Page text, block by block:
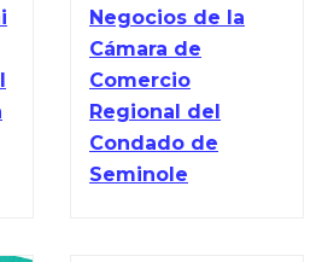
Negocios de la
Cámara de
Comercio
Regional del
Condado de
Seminole